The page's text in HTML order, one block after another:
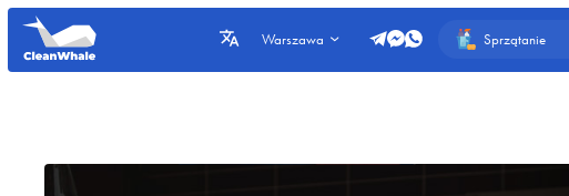
Warszawa Sprzątanie